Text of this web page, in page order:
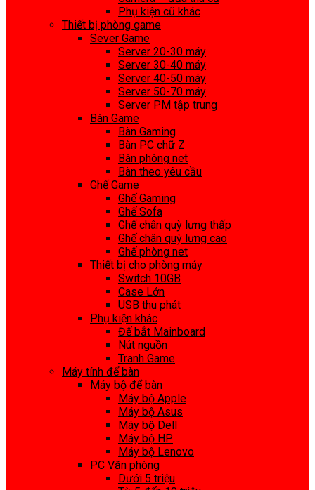
Phụ kiện cũ khác
Thiết bị phòng game
Sever Game
Server 20-30 máy
Server 30-40 máy
Server 40-50 máy
Server 50-70 máy
Server PM tập trung
Bàn Game
Bàn Gaming
Bàn PC chữ Z
Bàn phòng net
Bàn theo yêu cầu
Ghế Game
Ghế Gaming
Ghế Sofa
Ghế chân quỳ lưng thấp
Ghế chân quỳ lưng cao
Ghế phòng net
Thiết bị cho phòng máy
Switch 10GB
Case Lớn
USB thu phát
Phụ kiện khác
Đế bắt Mainboard
Nút nguồn
Tranh Game
Máy tính để bàn
Máy bộ để bàn
Máy bộ Apple
Máy bộ Asus
Máy bộ Dell
Máy bộ HP
Máy bộ Lenovo
PC Văn phòng
Dưới 5 triệu